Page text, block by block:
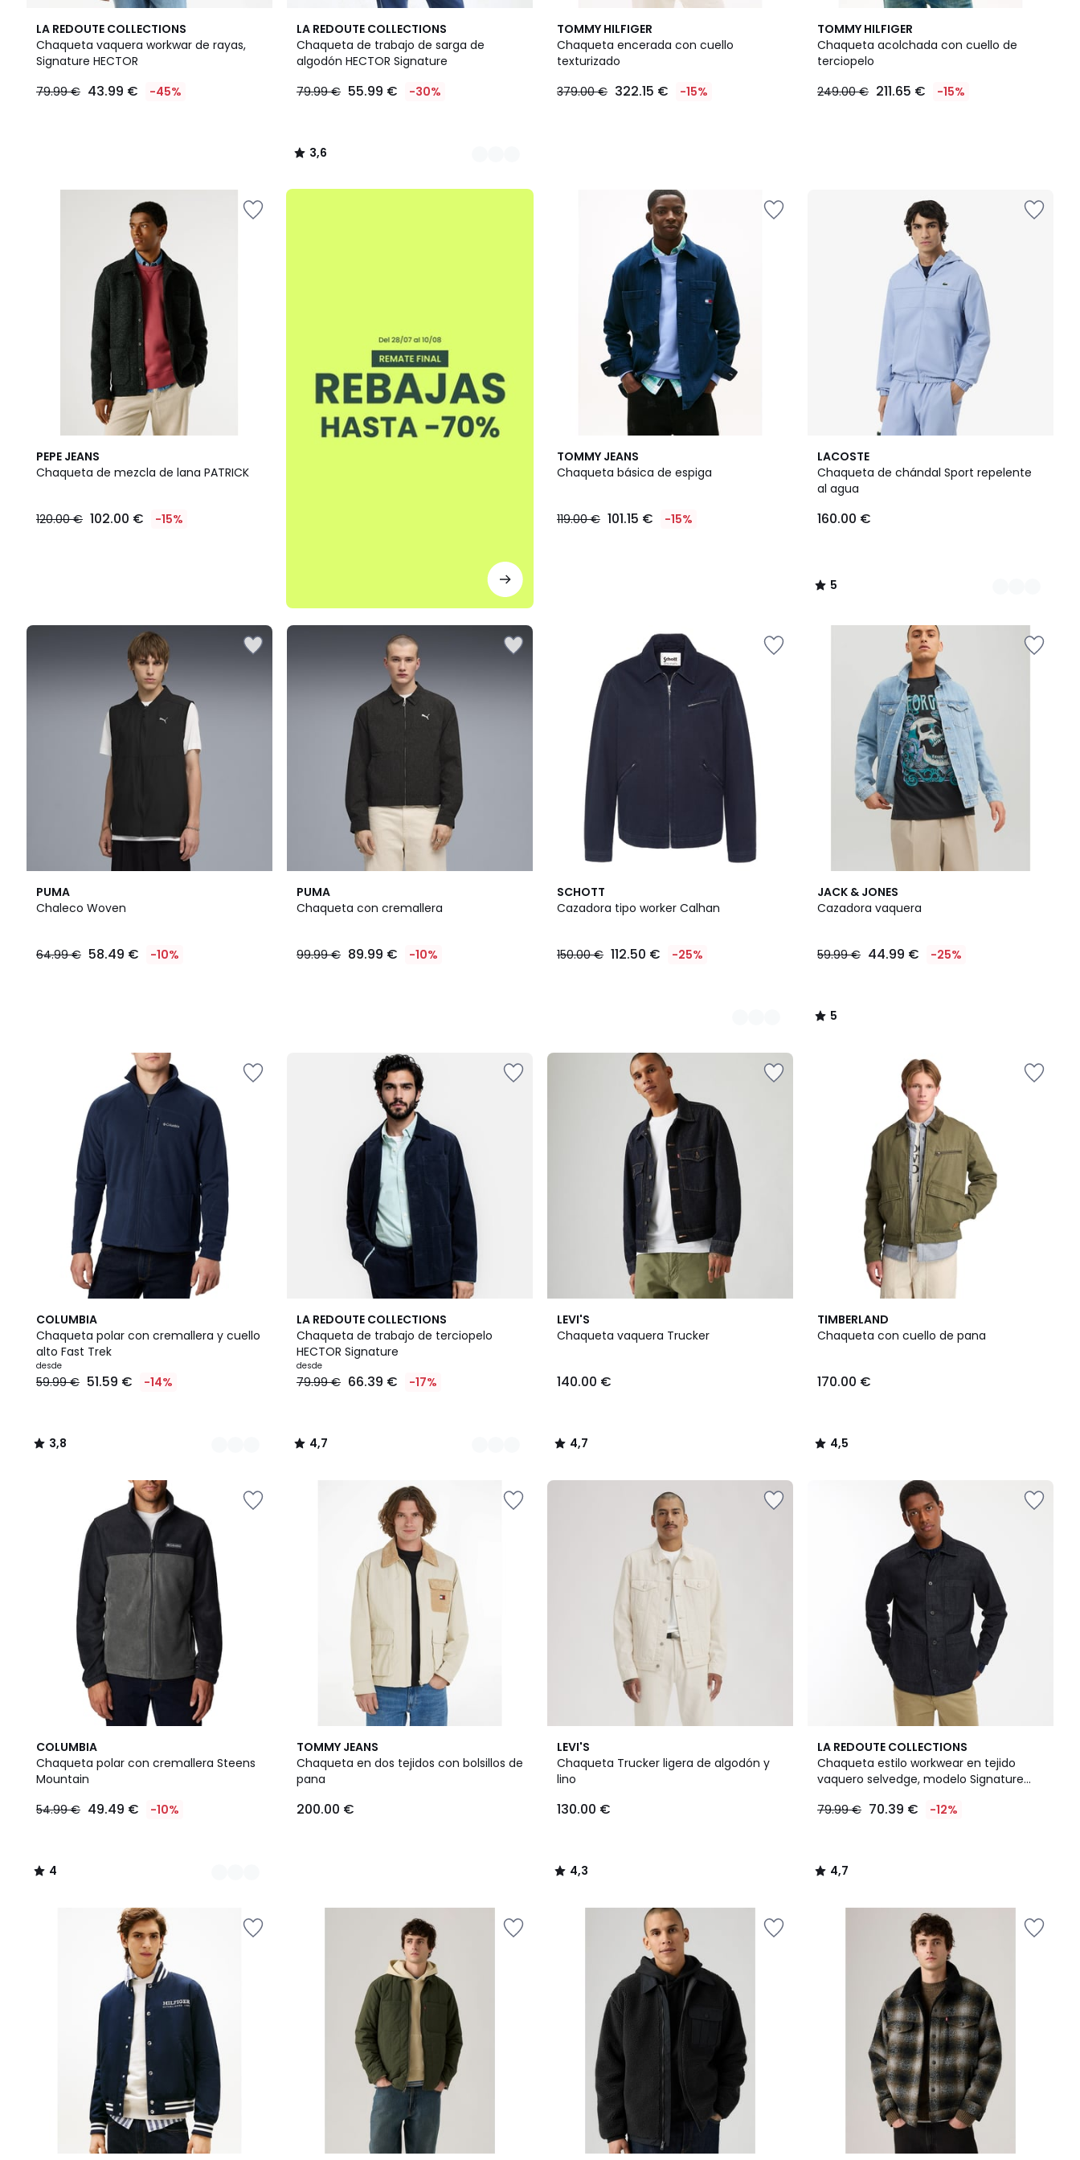
LA REDOUTE COLLECTIONS
Chaqueta vaquera workwar de rayas,
Signature HECTOR
€
79.99 € 43.99 € -45%
LA REDOUTE COLLECTIONS
Chaqueta de trabajo de sarga de
algodón HECTOR Signature
79.99 € 55.99 € -30%
3,6
/ 5
3
Colores
3,6
/
TOMMY HILFIGER
Chaqueta encerada con cuello
texturizado
379.00 € 322.15 € -15%
TOMMY HILFIGER
Chaqueta acolchada con cuello de
terciopelo
249.00 € 211.65 € -15%
PEPE JEANS
Chaqueta de mezcla de lana PATRICK
120.00 € 102.00 € -15%
.
TOMMY JEANS
Chaqueta básica de espiga
119.00 € 101.15 € -15%
LACOSTE
Chaqueta de chándal Sport repelente
al agua
160.00 €
5
/
5
2
Colores
5
/
PUMA
Chaleco Woven
64.99 € 58.49 € -10%
PUMA
Chaqueta con cremallera
99.99 € 89.99 € -10%
SCHOTT
Cazadora tipo worker Calhan
150.00 € 112.50 € -25%
2
Colores
JACK & JONES
Cazadora vaquera
59.99 € 44.99 € -25%
5
/
5
/
COLUMBIA
Chaqueta polar con cremallera y cuello
alto Fast Trek
desde
59.99 € 51.59 € -14%
3,8
/ 5
3
Colores
3,8
/
LA REDOUTE COLLECTIONS
Chaqueta de trabajo de terciopelo
HECTOR Signature
desde
79.99 € 66.39 € -17%
4,7
/ 5
3
Colores
4,7
/
LEVI'S
Chaqueta vaquera Trucker
140.00 €
4,7
/ 5
4,7
/
TIMBERLAND
Chaqueta con cuello de pana
170.00 €
4,5
/ 5
4,5
/
COLUMBIA
Chaqueta polar con cremallera Steens
Mountain
54.99 € 49.49 € -10%
4
/
5
2
Colores
4
/
TOMMY JEANS
Chaqueta en dos tejidos con bolsillos de
pana
200.00 €
LEVI'S
Chaqueta Trucker ligera de algodón y
lino
130.00 €
4,3
/ 5
4,3
/
LA REDOUTE COLLECTIONS
Chaqueta estilo workwear en tejido
vaquero selvedge, modelo Signature
79.99 € 70.39 € -12%
4,7
/ 5
4,7
/